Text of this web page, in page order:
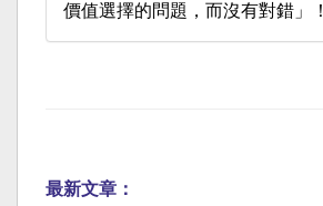
價值選擇的問題，而沒有對錯」！
最新文章：